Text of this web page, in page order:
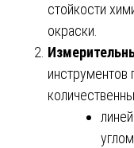
стойкости
окраски.
инструментов